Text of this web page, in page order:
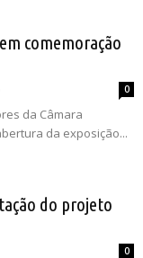
comemoração
0
da Câmara
da exposição...
do projeto
0